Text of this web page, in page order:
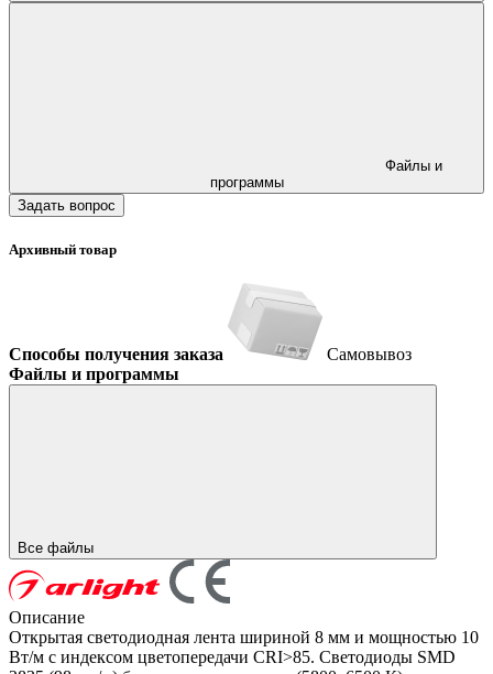
программы
Задать вопрос
Архивный товар
Способы получения заказа
Самовывоз
Файлы и программы
Все файлы
Описание
Открытая светодиодная лента шириной 8 мм и мощностью 10
Вт/м с индексом цветопередачи CRI>85. Светодиоды SMD